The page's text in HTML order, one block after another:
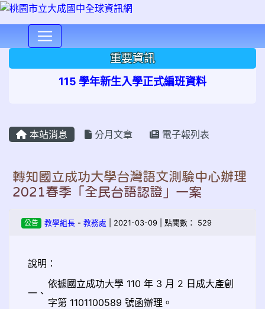
重要資訊
115 學年新生入學正式編班資料
本站消息 分月文章 電子報列表
轉知國立成功大學台灣語文測驗中心辦理
2021春季「全民台語認證」一案
公告 教學組長- 教務處 | 2021-03-09 | 點閱數： 529
說明：
一、
依據國立成功大學 110 年 3 月 2 日成大產創
字第 1101100589 號函辦理。